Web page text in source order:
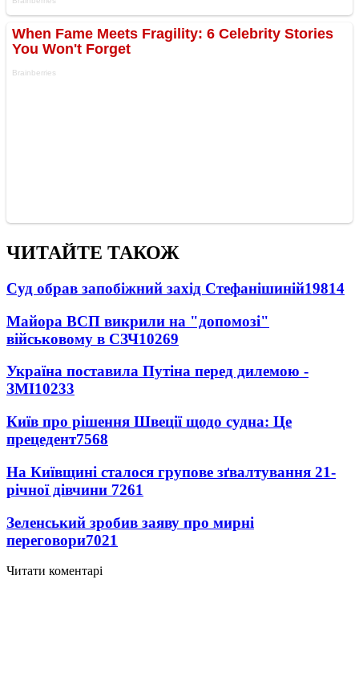
ЧИТАЙТЕ ТАКОЖ
Суд обрав запобіжний захід Стефанішиній19814
Майора ВСП викрили на "допомозі"
військовому в СЗЧ10269
Україна поставила Путіна перед дилемою -
ЗМІ10233
Київ про рішення Швеції щодо судна: Це
прецедент7568
На Київщині сталося групове зґвалтування 21-
річної дівчини 7261
Зеленський зробив заяву про мирні
переговори7021
Читати коментарі